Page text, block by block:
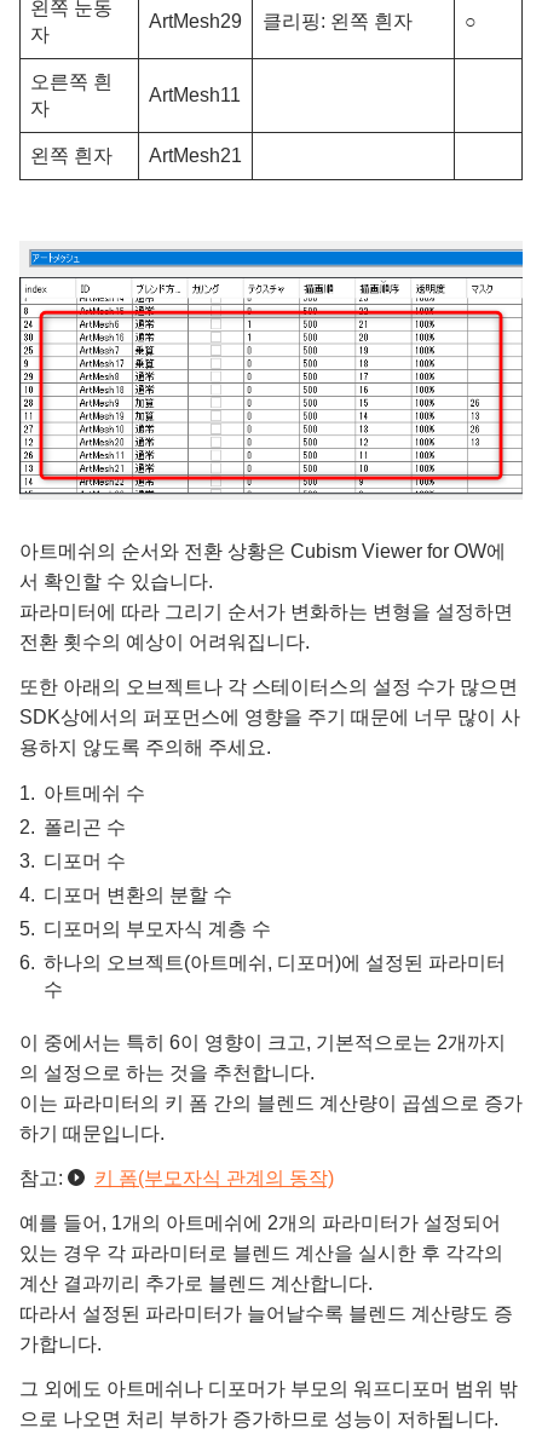
왼쪽 눈동
자
ArtMesh29 클리핑: 왼쪽 흰자 ○
오른쪽 흰
자
ArtMesh11
왼쪽 흰자 ArtMesh21
아트메쉬의 순서와 전환 상황은 Cubism Viewer for OW에
서 확인할 수 있습니다.
파라미터에 따라 그리기 순서가 변화하는 변형을 설정하면
전환 횟수의 예상이 어려워집니다.
또한 아래의 오브젝트나 각 스테이터스의 설정 수가 많으면
SDK상에서의 퍼포먼스에 영향을 주기 때문에 너무 많이 사
용하지 않도록 주의해 주세요.
아트메쉬 수
폴리곤 수
디포머 수
디포머 변환의 분할 수
디포머의 부모자식 계층 수
하나의 오브젝트(아트메쉬, 디포머)에 설정된 파라미터
수
이 중에서는 특히 6이 영향이 크고, 기본적으로는 2개까지
의 설정으로 하는 것을 추천합니다.
이는 파라미터의 키 폼 간의 블렌드 계산량이 곱셈으로 증가
하기 때문입니다.
참고: 키 폼(부모자식 관계의 동작)
예를 들어, 1개의 아트메쉬에 2개의 파라미터가 설정되어
있는 경우 각 파라미터로 블렌드 계산을 실시한 후 각각의
계산 결과끼리 추가로 블렌드 계산합니다.
따라서 설정된 파라미터가 늘어날수록 블렌드 계산량도 증
가합니다.
그 외에도 아트메쉬나 디포머가 부모의 워프디포머 범위 밖
으로 나오면 처리 부하가 증가하므로 성능이 저하됩니다.